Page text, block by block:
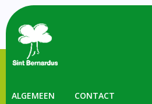
ALGEMEEN
CONTACT